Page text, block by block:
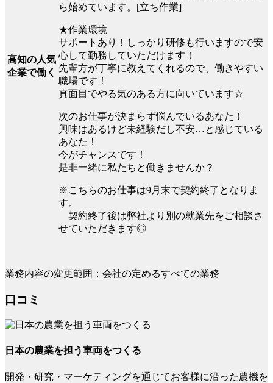
高知の人気
企業で働く
ら始めています。[立ち作業]
★作業環境
サポートあり！しっかり研修も行いますので安
心して勤務していただけます！
先輩方が丁寧に教えてくれるので、働きやすい
職場です！
真面目でやる気のある方に向いています☆
次のお仕事が決まらず悩んでいるあなた！
興味はあるけど未経験だし不安…と感じている
あなた！
今がチャンスです！
是非一緒に私たちと働きませんか？
※こちらのお仕事は9月末で契約終了となりま
す。
契約終了後は弊社より別の就業先をご相談さ
せていただきます◎
業務内容の変更範囲：会社の定めるすべての業務
口コミ
日本の農業を担う車両をつくる
開発・研究・マーケティングを通じてお客様に沿った農機を